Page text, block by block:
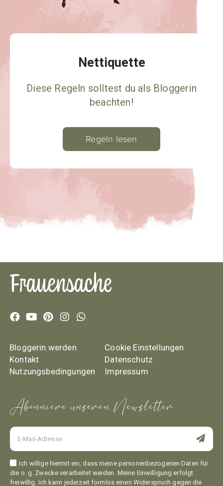
Nettiquette
Diese Regeln solltest du als Bloggerin
beachten!
Regeln lesen
Bloggerin werden
Kontakt
Nutzungsbedingungen
Cookie Einstellungen
Datenschutz
Impressum
Abonniere unseren Newsletter
Ich willige hiermit ein, dass meine personenbezogenen Daten für
die o. g. Zwecke verarbeitet werden. Meine Einwilligung erfolgt
freiwillig. Ich kann jederzeit formlos einen Widerspruch gegen die